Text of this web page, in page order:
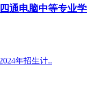
通电脑中等专业学
年招生计..